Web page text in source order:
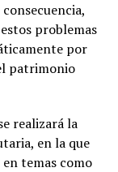
problemas
por
patrimonio
realizará la
en la que
temas como